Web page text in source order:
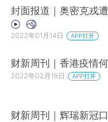
封面报道｜奥密克戎
2022年01月14日 APP打开
财新周刊｜香港疫情
2022年02月19日 APP打开
财新周刊｜辉瑞新冠